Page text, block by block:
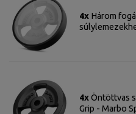
4x Három
4xÖntöttvas
Grip - Marbo